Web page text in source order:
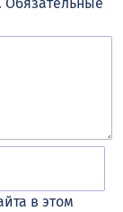
Обязательные
в этом